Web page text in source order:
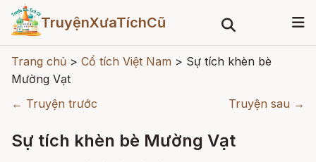
TruyệnXưaTíchCũ
Trang chủ > Cổ tích Việt Nam > Sự tích khèn bè
Mường Vạt
← Truyện trước
Truyện sau →
Sự tích khèn bè Mường Vạt